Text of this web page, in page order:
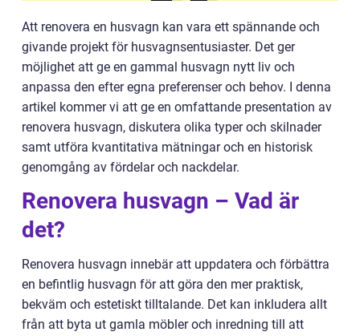
Att renovera en husvagn kan vara ett spännande och
givande projekt för husvagnsentusiaster. Det ger
möjlighet att ge en gammal husvagn nytt liv och
anpassa den efter egna preferenser och behov. I denna
artikel kommer vi att ge en omfattande presentation av
renovera husvagn, diskutera olika typer och skilnader
samt utföra kvantitativa mätningar och en historisk
genomgång av fördelar och nackdelar.
Renovera husvagn – Vad är
det?
Renovera husvagn innebär att uppdatera och förbättra
en befintlig husvagn för att göra den mer praktisk,
bekväm och estetiskt tilltalande. Det kan inkludera allt
från att byta ut gamla möbler och inredning till att